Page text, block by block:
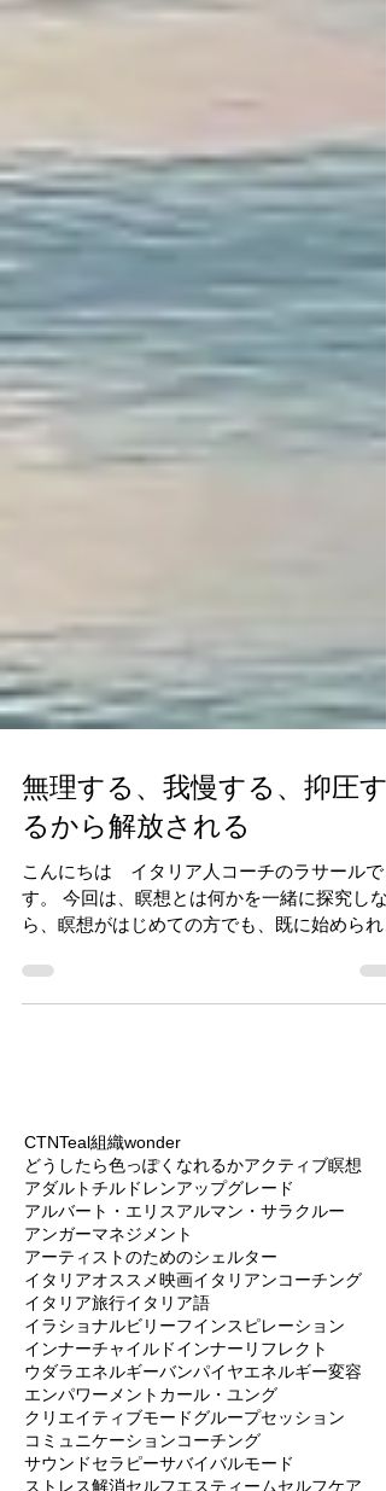
無理する、我慢する、抑圧す
るから解放される
こんにちは イタリア人コーチのラサールで
す。 今回は、瞑想とは何かを一緒に探究しな
ら、瞑想がはじめての方でも、既に始められ
CTNTeal組織
wonder
どうしたら色っぽくなれるか
アクティブ瞑想
アダルトチルドレン
アップグレード
アルバート・エリス アルマン・サラクルー
アンガーマネジメント
アーティストのためのシェルター
イタリアオススメ映画 イタリアンコーチング
イタリア旅行
イタリア語
イラショナルビリーフ
インスピレーション
インナーチャイルド
インナーリフレクト
ウダラ エネルギーバンパイヤ エネルギー変容
エンパワーメント
カール・ユング
クリエイティブモードグループセッション
コミュニケーションコーチング